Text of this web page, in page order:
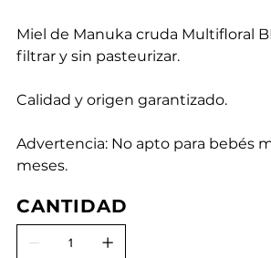
Miel de Manuka cruda Multifloral
filtrar y sin pasteurizar.
Calidad y origen garantizado.
Advertencia: No apto para bebés
meses.
CANTIDAD